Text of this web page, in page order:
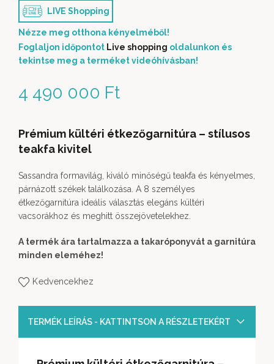
4 490 000 Ft
LIVE Shopping
Nézze meg otthona kényelméből!
Foglaljon időpontot Live shopping oldalunkon és
tekintse meg a terméket videóhívásban!
Prémium kültéri étkezőgarnitúra – stílusos
teakfa kivitel
Sassandra formavilág, kiváló minőségű teakfa és kényelmes,
párnázott székek találkozása. A 8 személyes
étkezőgarnitúra ideális választás elegáns kültéri
vacsorákhoz és meghitt összejövetelekhez.
A termék ára tartalmazza a takaróponyvát a garnitúra
minden eleméhez!
Kedvencekhez
TERMÉK LEÍRÁS - KATTINTSON A RÉSZLETEKÉRT